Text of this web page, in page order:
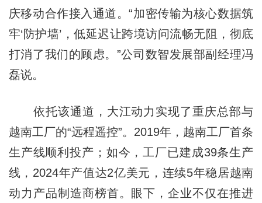
庆移动合作接入通道。“加密传输为核心数据筑
牢‘防护墙’，低延迟让跨境访问流畅无阻，彻底
打消了我们的顾虑。”公司数智发展部副经理冯
磊说。
依托该通道，大江动力实现了重庆总部与
越南工厂的“远程遥控”。2019年，越南工厂首条
生产线顺利投产；如今，工厂已建成39条生产
线，2024年产值达2亿美元，连续5年稳居越南
动力产品制造商榜首。眼下，企业不仅在推进